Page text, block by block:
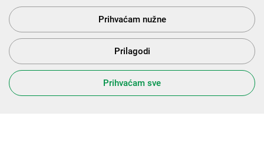
Europskog fonda za regionalni razvoj u sklopu Operativnog
programa „Konkurentnost i kohezija”.
s Vama od 2014. godine!
Prihvaćam nužne
Prilagodi
Prihvaćam sve